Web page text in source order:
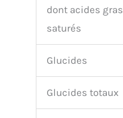
dont acides gras
saturés
Glucides
Glucides totaux